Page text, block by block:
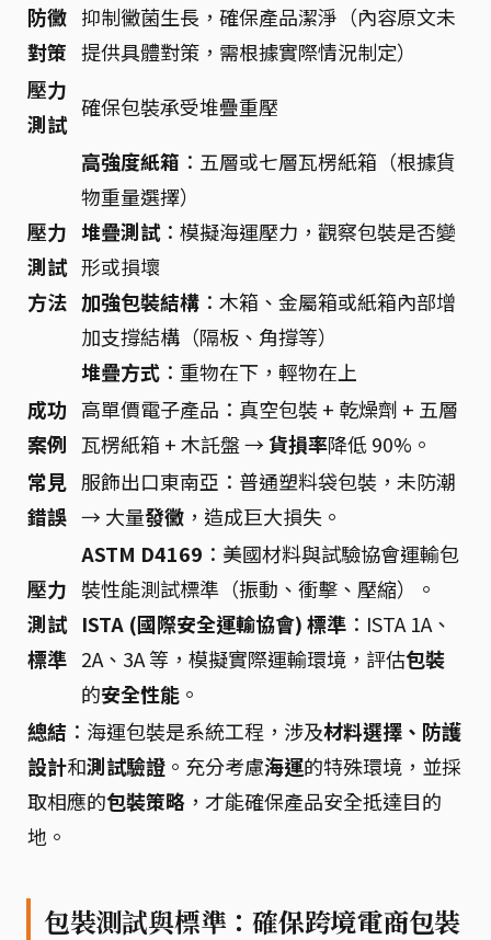
防黴
對策
抑制黴菌生長，確保產品潔淨（內容原文未
提供具體對策，需根據實際情況制定）
壓力
測試
確保包裝承受堆疊重壓
壓力
測試
方法
高強度紙箱 ：五層或七層瓦楞紙箱（根據貨
物重量選擇）
堆疊測試：模擬海運壓力，觀察包裝是否變
形或損壞
加強包裝結構 ：木箱、金屬箱或紙箱內部增
加支撐結構（隔板、角撐等）
堆疊方式 ：重物在下，輕物在上
成功
案例
高單價電子產品：真空包裝 + 乾燥劑 + 五層
瓦楞紙箱 + 木託盤 →貨損率降低 90%。
常見
錯誤
服飾出口東南亞：普通塑料袋包裝，未防潮
→ 大量發黴 ，造成巨大損失。
壓力
測試
標準
ASTM D4169 ：美國材料與試驗協會運輸包
裝性能測試標準（振動、衝擊、壓縮）。
ISTA (國際安全運輸協會) 標準 ：ISTA 1A、
2A、3A 等，模擬實際運輸環境，評估包裝
的安全性能 。
總結 ：海運包裝是系統工程，涉及材料選擇、防護
設計和測試驗證 。充分考慮海運的特殊環境，並採
取相應的包裝策略 ，才能確保產品安全抵達目的
地。
包裝測試與標準：確保跨境電商包裝